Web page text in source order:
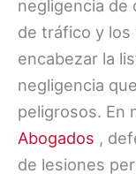
negligencia de
de tráfico y los
encabezar la
negligencia
peligrosos. En
Abogados ,
de lesiones